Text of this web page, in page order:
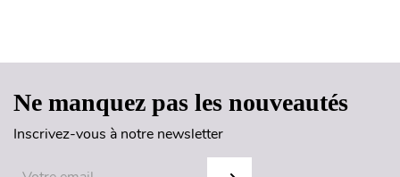
Ne manquez pas les nouveautés
Inscrivez-vous à notre newsletter